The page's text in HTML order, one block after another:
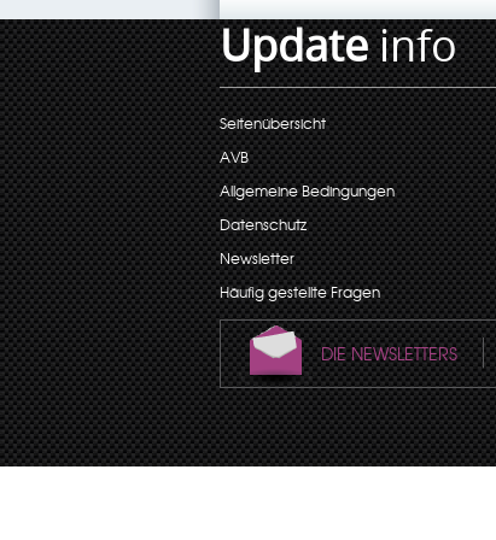
Updateinfo
Seitenübersicht
AVB
Allgemeine Bedingungen
Datenschutz
Newsletter
Häufig gestellte Fragen
DIE NEWSLETTERS